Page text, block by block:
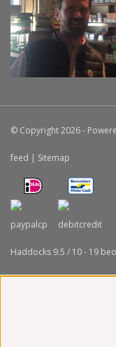
© Copyright 2026 -
feed | Sitemap
Haddocks 9.5 / 10- 19